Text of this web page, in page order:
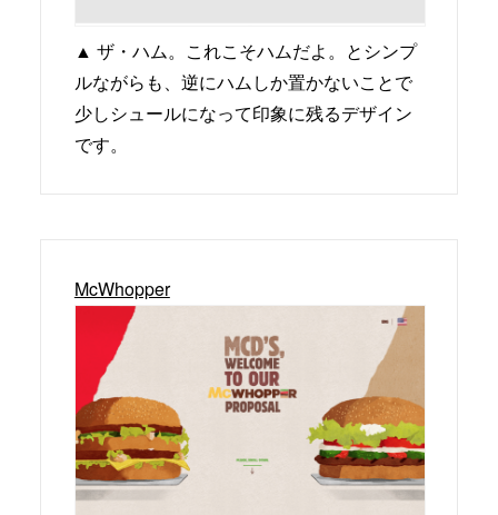
▲ ザ・ハム。これこそハムだよ。とシンプ
ルながらも、逆にハムしか置かないことで
少しシュールになって印象に残るデザイン
です。
McWhopper